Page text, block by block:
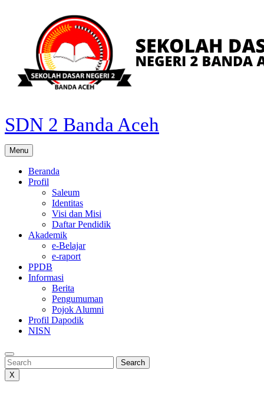
SDN 2 Banda Aceh
Menu
Beranda
Profil
Saleum
Identitas
Visi dan Misi
Daftar Pendidik
Akademik
e-Belajar
e-raport
PPDB
Informasi
Berita
Pengumuman
Pojok Alumni
Profil Dapodik
NISN
Search
Search
X